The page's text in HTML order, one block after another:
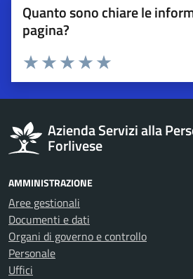
Quanto sono chiare le
pagina?
Esprimi una valutazione
Valuta 5 stelle su 5
Valuta 4 stelle su 5
Valuta 3 stelle su 5
Valuta 2 stelle su 5
Valuta 1 stelle su 5
Azienda Servizi alla
Forlivese
AMMINISTRAZIONE
Aree gestionali
Documenti e dati
Organi di governo e controllo
Personale
Uffici